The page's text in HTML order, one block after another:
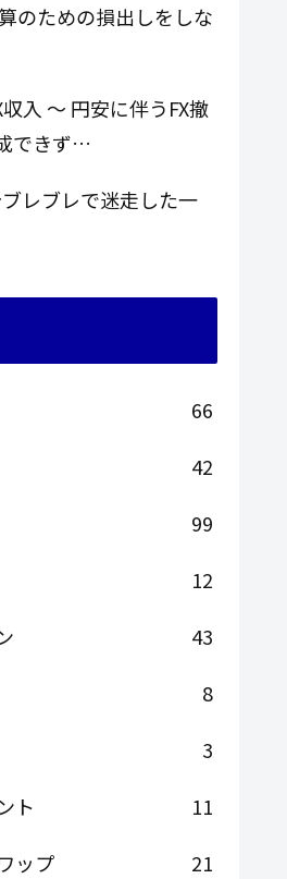
のための損出しをしな
入 ～ 円安に伴うFX撤
できず…
レブレで迷走した一
66
42
99
12
43
8
3
ト
11
ップ
21